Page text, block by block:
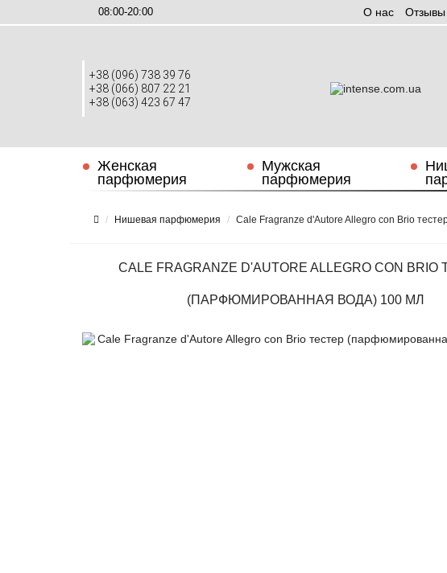
08:00-20:00 О нас Отзывы
+38 (096) 738 39 76
+38 (066) 807 22 21
+38 (063) 423 67 47
Женская
парфюмерия
Мужская
парфюмерия
Нишевая парфюмерия Cale Fragranze d'Autore Allegro con Brio
CALE FRAGRANZE D'AUTORE ALLEGRO CON
(ПАРФЮМИРОВАННАЯ ВОДА) 100 МЛ